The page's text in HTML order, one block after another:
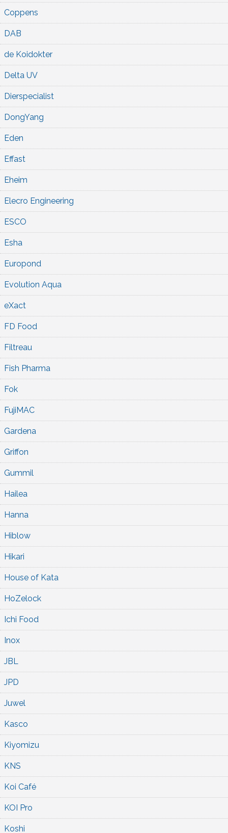
Coppens
DAB
de Koidokter
Delta UV
Dierspecialist
DongYang
Eden
Effast
Eheim
Elecro Engineering
ESCO
Esha
Europond
Evolution Aqua
eXact
FD Food
Filtreau
Fish Pharma
Fok
FujiMAC
Gardena
Griffon
Gummil
Hailea
Hanna
Hiblow
Hikari
House of Kata
HoZelock
Ichi Food
Inox
JBL
JPD
Juwel
Kasco
Kiyomizu
KNS
Koi Café
KOI Pro
Koshi